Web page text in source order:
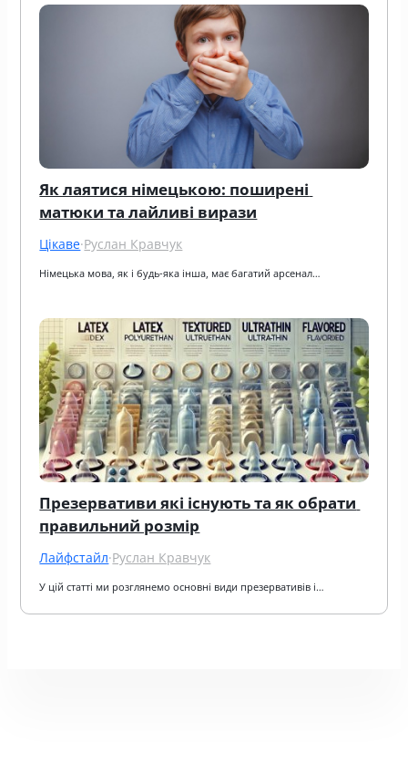
Як лаятися німецькою: поширені
матюки та лайливі вирази
Цікаве·Руслан Кравчук
Німецька мова, як і будь-яка інша, має багатий арсенал…
Презервативи які існують та як обрати
правильний розмір
Лайфстайл·Руслан Кравчук
У цій статті ми розглянемо основні види презервативів і…